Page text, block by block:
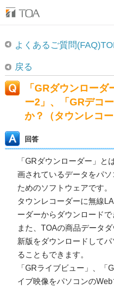
よくあるご質問
戻る
「GRダウンロー
ー2」、「GRデコ
か？（タウンレコー
回答
「GRダウンローダー」と
画されているデータをパ
ためのソフトウェアです。
タウンレコーダーに無線
ーダーからダウンロードで
また、TOAの商品データ
新版をダウンロードして
ることもできます。
「GRライブビュー」、「
イブ映像をパソコンの